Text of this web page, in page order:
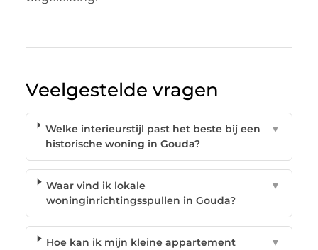
Veelgestelde vragen
Welke interieurstijl past het beste bij een
historische woning in Gouda?
▼
Waar vind ik lokale
woninginrichtingsspullen in Gouda?
▼
Hoe kan ik mijn kleine appartement
▼